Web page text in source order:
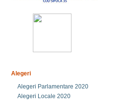
Alegeri
Alegeri Parlamentare 2020
Alegeri Locale 2020